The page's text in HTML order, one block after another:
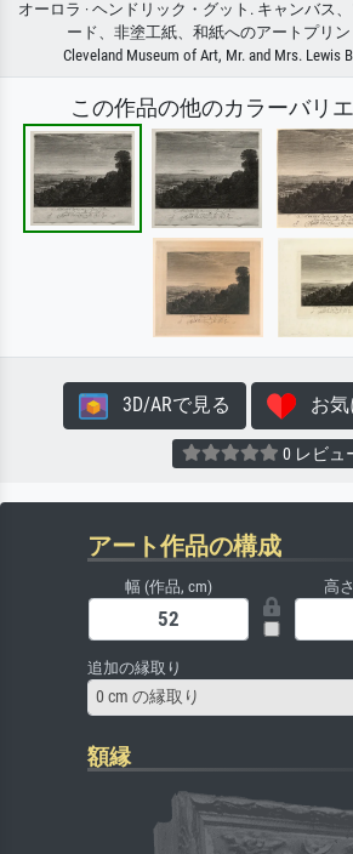
オーロラ · ヘンドリック・グット. キャンバス
ード、非塗工紙、和紙へのアートプリン
Cleveland Museum of Art, Mr. and Mrs. Lewis
この作品の他のカラーバリ
3D/ARで見る お気
0 レビュ
アート作品の構成
幅 (作品, cm) 高
追加の縁取り
0 cm の縁取り
額縁